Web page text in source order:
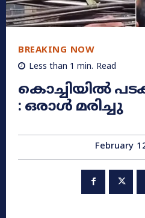
BREAKING NOW
Less than 1 min. Read
കൊച്ചിയിൽ
: ഒരാൾ മരിച്ചു
February